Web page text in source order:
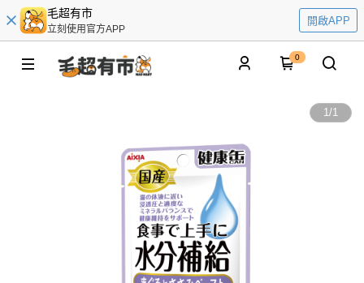
毛超有市
立刻使用官方APP
開啟APP
0
1/1